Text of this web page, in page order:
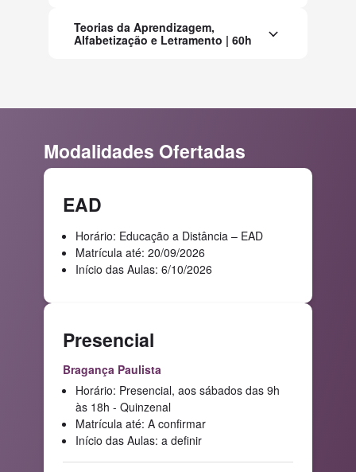
Teorias da Aprendizagem,
Alfabetização e Letramento | 60h
Modalidades Ofertadas
EAD
Horário: Educação a Distância – EAD
Matrícula até: 20/09/2026
Início das Aulas: 6/10/2026
Presencial
Bragança Paulista
Horário: Presencial, aos sábados das 9h
às 18h - Quinzenal
Matrícula até: A confirmar
Início das Aulas: a definir